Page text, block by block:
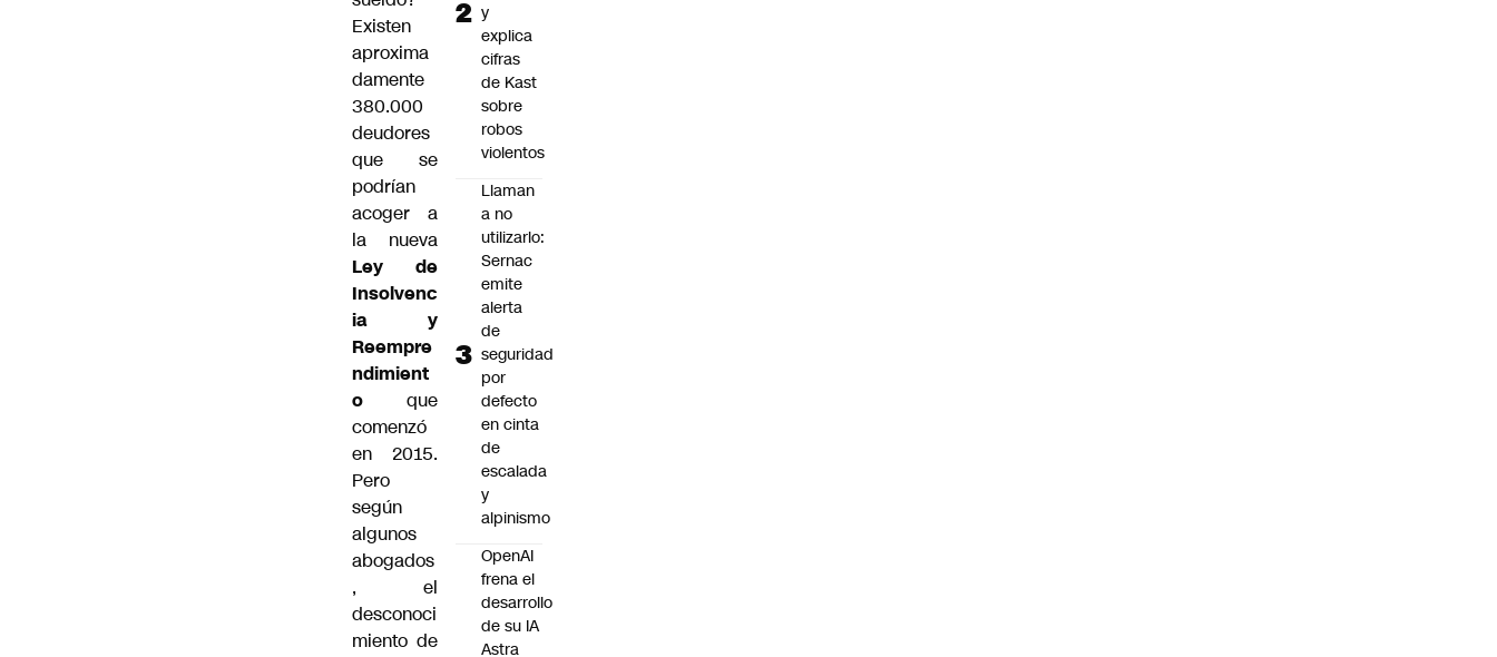
Existen
aproxima
damente
380.000
deudores
que se
podrían
acoger a
la nueva
Ley de
Insolvenc
ia y
Reempre
ndimient
oque
comenzó
en 2015.
Pero
según
algunos
abogados
, el
desconoci
miento de
y
explica
cifras
de Kast
sobre
robos
violentos
Llaman
a no
utilizarlo:
Sernac
emite
alerta
de
seguridad
por
defecto
en cinta
de
escalada
y
alpinismo
OpenAI
frena el
desarrollo
de su IA
Astra